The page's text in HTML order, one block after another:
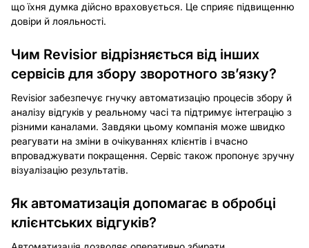
що їхня думка дійсно враховується. Це сприяє підвищенню
довіри й лояльності.
Чим Revisior відрізняється від інших
сервісів для збору зворотного зв’язку?
Revisior забезпечує гнучку автоматизацію процесів збору й
аналізу відгуків у реальному часі та підтримує інтеграцію з
різними каналами. Завдяки цьому компанія може швидко
реагувати на зміни в очікуваннях клієнтів і вчасно
впроваджувати покращення. Сервіс також пропонує зручну
візуалізацію результатів.
Як автоматизація допомагає в обробці
клієнтських відгуків?